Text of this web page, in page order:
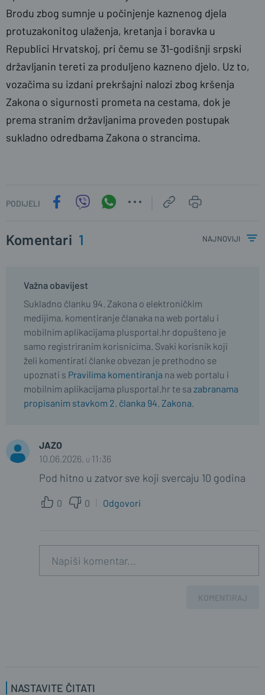
Brodu zbog sumnje u počinjenje kaznenog djela
protuzakonitog ulaženja, kretanja i boravka u
Republici Hrvatskoj, pri čemu se 31-godišnji srpski
državljanin tereti za produljeno kazneno djelo. Uz to,
vozačima su izdani prekršajni nalozi zbog kršenja
Zakona o sigurnosti prometa na cestama, dok je
prema stranim državljanima proveden postupak
sukladno odredbama Zakona o strancima.
PODIJELI
Komentari 1 najnoviji
Važna obavijest
Sukladno članku 94. Zakona o elektroničkim
medijima, komentiranje članaka na web portalu i
mobilnim aplikacijama plusportal.hr dopušteno je
samo registriranim korisnicima. Svaki korisnik koji
želi komentirati članke obvezan je prethodno se
upoznati s Pravilima komentiranja na web portalu i
mobilnim aplikacijama plusportal.hr te sa zabranama
propisanim stavkom 2. članka 94. Zakona.
JAZO
10.06.2026. u 11:36
Pod hitno u zatvor sve koji svercaju 10 godina
0 0 Odgovori
KOMENTIRAJ
NASTAVITE ČITATI